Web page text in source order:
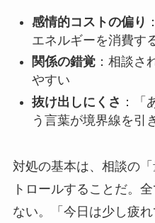
感情的コストの偏り
エネルギーを消費す
関係の錯覚：相談さ
やすい
抜け出しにくさ ：「
う言葉が境界線を引
対処の基本は、相談の
トロールすることだ。
ない。「今日は少し疲